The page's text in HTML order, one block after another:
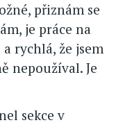
přiznám se
je práce na
rychlá, že jsem
nepoužíval. Je
sekce v